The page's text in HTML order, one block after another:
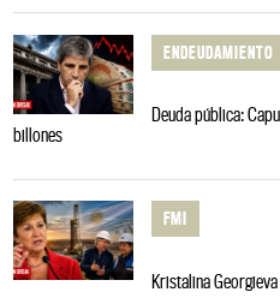
ENDEUDAMIENTO
Deuda pública:
billones
FMI
Kristalina